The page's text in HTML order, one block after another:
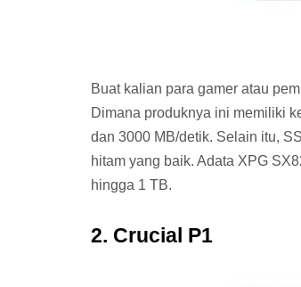
Buat kalian para gamer atau
Dimana produknya ini memiliki
dan 3000 MB/detik. Selain itu,
hitam yang baik. Adata XPG
hingga 1 TB.
2. Crucial P1